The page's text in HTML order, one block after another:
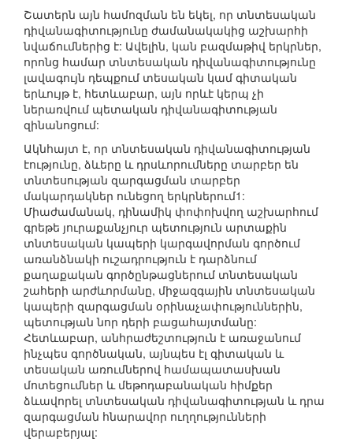
Շատերն այն համոզման են եկել, որ տնտեսական
դիվանագիտությունը ժամանակակից աշխարհի
նվաճումներից է: Ավելին, կան բազմաթիվ երկրներ,
որոնց համար տնտեսական դիվանագիտությունը
լավագույն դեպքում տեսական կամ գիտական
երևույթ է, հետևաբար, այն որևէ կերպ չի
ներառվում պետական դիվանագիտության
զինանոցում:
Ակնհայտ է, որ տնտեսական դիվանագիտության
էությունը, ձևերը և դրսևորումները տարբեր են
տնտեսության զարգացման տարբեր
մակարդակներ ունեցող երկրներում1:
Միաժամանակ, դինամիկ փոփոխվող աշխարհում
գրեթե յուրաքանչյուր պետություն արտաքին
տնտեսական կապերի կարգավորման գործում
առանձնակի ուշադրություն է դարձնում
քաղաքական գործընթացներում տնտեսական
շահերի արժևորմանը, միջազգային տնտեսական
կապերի զարգացման օրինաչափություններին,
պետության նոր դերի բացահայտմանը:
Հետևաբար, անհրաժեշտություն է առաջանում
ինչպես գործնական, այնպես էլ գիտական և
տեսական առումներով համապատասխան
մոտեցումներ և մեթոդաբանական հիմքեր
ձևավորել տնտեսական դիվանագիտության և դրա
զարգացման հնարավոր ուղղությունների
վերաբերյալ: